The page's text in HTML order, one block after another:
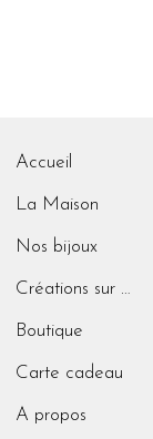
Accueil
La Maison
Nos bijoux
Créations sur mesure
Boutique
Carte cadeau
A propos